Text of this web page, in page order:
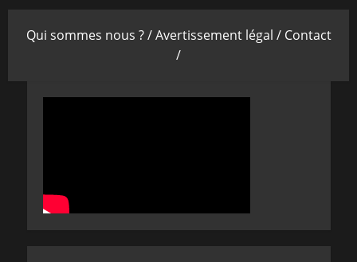
Qui sommes nous ? /Avertissement légal / Contact
/